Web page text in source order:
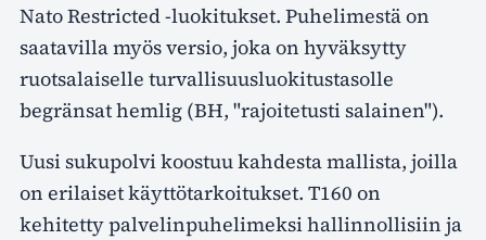
Nato Restricted -luokitukset. Puhelimestä on
saatavilla myös versio, joka on hyväksytty
ruotsalaiselle turvallisuusluokitustasolle
begränsat hemlig (BH, "rajoitetusti salainen").
Uusi sukupolvi koostuu kahdesta mallista, joilla
on erilaiset käyttötarkoitukset. T160 on
kehitetty palvelinpuhelimeksi hallinnollisiin ja